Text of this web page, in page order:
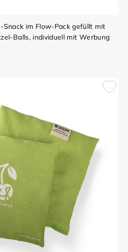
Snack im Flow-Pack gefüllt mit
Balls, individuell mit Werbung